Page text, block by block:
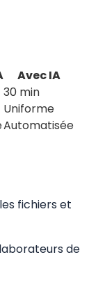
Avec IA
30 min
Uniforme
Automatisée
fichiers et
de